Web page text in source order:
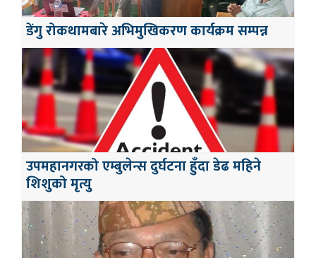
डेंगु रोकथामबारे अभिमुखिकरण कार्यक्रम सम्पन्न
उपमहानगरको एम्बुलेन्स दुर्घटना हुँदा डेढ महिने
शिशुको मृत्यु